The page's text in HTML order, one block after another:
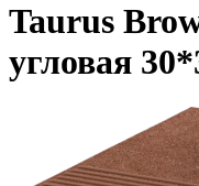
Taurus
угловая